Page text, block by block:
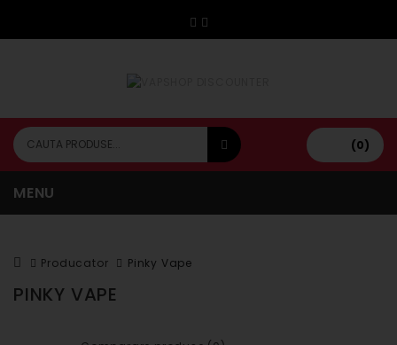
(0)
MENU
Producator Pinky Vape
PINKY VAPE